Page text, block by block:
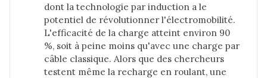
dont la technologie par induction a le
potentiel de révolutionner l'électromobilité.
L'efficacité de la charge atteint environ 90
%, soit à peine moins qu'avec une charge par
câble classique. Alors que des chercheurs
testent même la recharge en roulant, une